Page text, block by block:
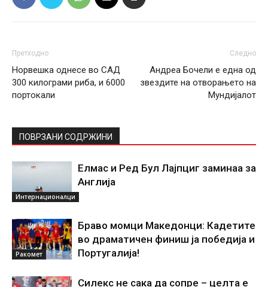
Претходно
Норвешка однесе во САД
300 килограми риба, и 6000
портокали
Следно
Андреа Бочели е една од
звездите на отворањето на
Мундијалот
ПОВРЗАНИ СОДРЖИНИ
Интернационалци
Елмас и Ред Бул Лајпциг заминаа за
Англија
Ракомет
Браво момци Македонци: Кадетите
во драматичен финиш ја победија и
Португалија!
Силекс не сака да сопре – целта е